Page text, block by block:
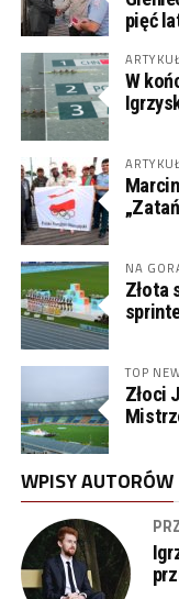
pięć
W
NA
Złota
TOP
Złoci
WPISY AUTORÓW